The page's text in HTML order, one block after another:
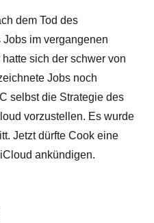
dem Tod des
Jobs im vergangenen
sich der schwer von
Jobs noch
selbst die Strategie des
vorzustellen. Es wurde
Jetzt dürfte Cook eine
ankündigen.